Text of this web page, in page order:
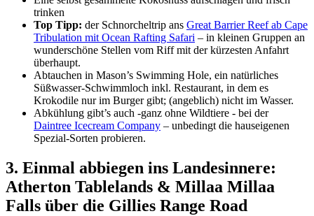
trinken
Top Tipp: der Schnorcheltrip ans Great Barrier Reef ab Cape
Tribulation mit Ocean Rafting Safari – in kleinen Gruppen an
wunderschöne Stellen vom Riff mit der kürzesten Anfahrt
überhaupt.
Abtauchen in Mason’s Swimming Hole, ein natürliches
Süßwasser-Schwimmloch inkl. Restaurant, in dem es
Krokodile nur im Burger gibt; (angeblich) nicht im Wasser.
Abkühlung gibt’s auch -ganz ohne Wildtiere - bei der
Daintree Icecream Company – unbedingt die hauseigenen
Spezial-Sorten probieren.
3. Einmal abbiegen ins Landesinnere:
Atherton Tablelands & Millaa Millaa
Falls über die Gillies Range Road